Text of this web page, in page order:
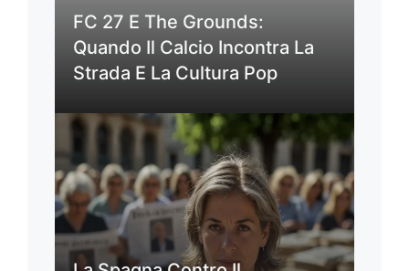
FC 27 E The Grounds:
Quando Il Calcio Incontra La
Strada E La Cultura Pop